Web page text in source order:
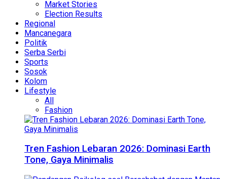
Market Stories
Election Results
Regional
Mancanegara
Politik
Serba Serbi
Sports
Sosok
Kolom
Lifestyle
All
Fashion
Tren Fashion Lebaran 2026: Dominasi Earth
Tone, Gaya Minimalis